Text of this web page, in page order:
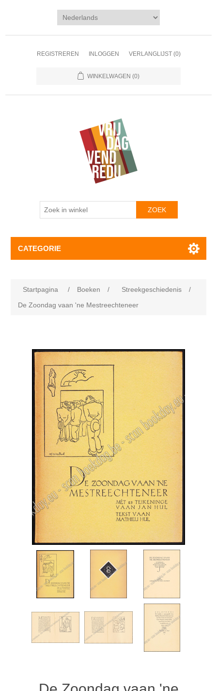
REGISTREREN INLOGGEN VERLANGLIJST (0)
WINKELWAGEN (0)
CATEGORIE
Startpagina / Boeken / Streekgeschiedenis
/
De Zoondag vaan 'ne Mestreechteneer